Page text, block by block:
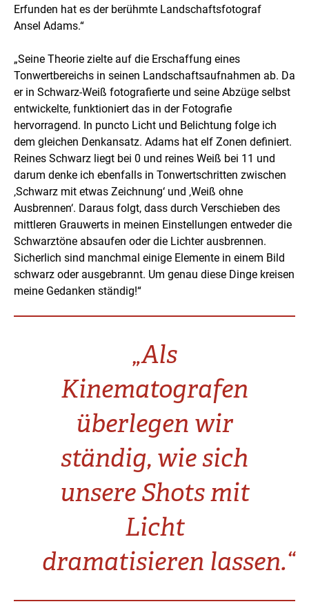
Erfunden hat es der berühmte Landschaftsfotograf
Ansel Adams.“
„Seine Theorie zielte auf die Erschaffung eines
Tonwertbereichs in seinen Landschaftsaufnahmen ab. Da
er in Schwarz-Weiß fotografierte und seine Abzüge selbst
entwickelte, funktioniert das in der Fotografie
hervorragend. In puncto Licht und Belichtung folge ich
dem gleichen Denkansatz. Adams hat elf Zonen definiert.
Reines Schwarz liegt bei 0 und reines Weiß bei 11 und
darum denke ich ebenfalls in Tonwertschritten zwischen
‚Schwarz mit etwas Zeichnung‘ und ‚Weiß ohne
Ausbrennen‘. Daraus folgt, dass durch Verschieben des
mittleren Grauwerts in meinen Einstellungen entweder die
Schwarztöne absaufen oder die Lichter ausbrennen.
Sicherlich sind manchmal einige Elemente in einem Bild
schwarz oder ausgebrannt. Um genau diese Dinge kreisen
meine Gedanken ständig!“
„Als
Kinematografen
überlegen wir
ständig, wie sich
unsere Shots mit
Licht
dramatisieren lassen.“